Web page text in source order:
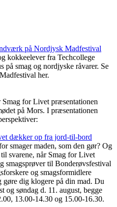
på Nordjysk Madfestival
kokkeelever fra Techcollege
på smag og nordjyske råvarer. Se
her.
Smag for Livet præsentationen
på Mors. I præsentationen
dækker op fra jord-til-bord
smager maden, som den gør? Og
svarene, når Smag for Livet
smagsprøver til Bonderøvsfestival
og smagsformidlere
gøre dig klogere på din mad. Du
og søndag d. 11. august, begge
13.00-14.30 og 15.00-16.30.